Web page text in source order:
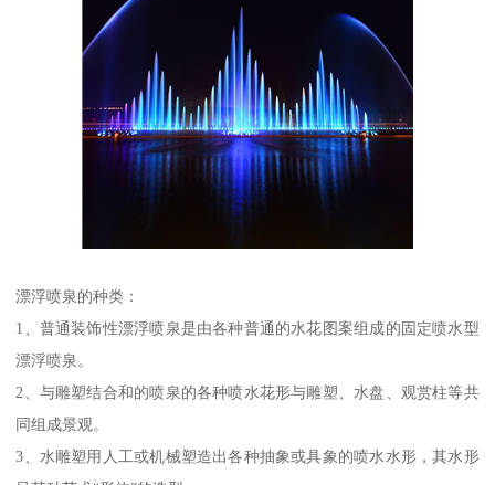
漂浮喷泉的种类：
1、普通装饰性漂浮喷泉是由各种普通的水花图案组成的固定喷水型
漂浮喷泉。
2、与雕塑结合和的喷泉的各种喷水花形与雕塑、水盘、观赏柱等共
同组成景观。
3、水雕塑用人工或机械塑造出各种抽象或具象的喷水水形，其水形